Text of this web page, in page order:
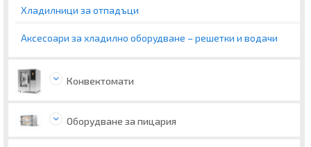
Хладилници за отпадъци
Аксесоари за хладилно оборудване – решетки и водачи
Конвектомати
Оборудване за пицария